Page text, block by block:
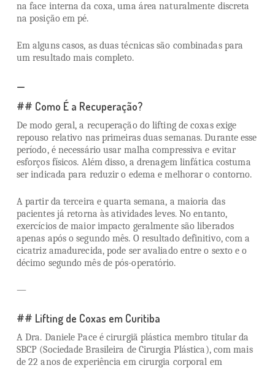
na face interna da coxa, uma área naturalmente discreta
na posição em pé.
Em alguns casos, as duas técnicas são combinadas para
um resultado mais completo.
—
## Como É a Recuperação?
De modo geral, a recuperação do lifting de coxas exige
repouso relativo nas primeiras duas semanas. Durante esse
período, é necessário usar malha compressiva e evitar
esforços físicos. Além disso, a drenagem linfática costuma
ser indicada para reduzir o edema e melhorar o contorno.
A partir da terceira e quarta semana, a maioria das
pacientes já retorna às atividades leves. No entanto,
exercícios de maior impacto geralmente são liberados
apenas após o segundo mês. O resultado definitivo, com a
cicatriz amadurecida, pode ser avaliado entre o sexto e o
décimo segundo mês de pós-operatório.
—
## Lifting de Coxas em Curitiba
A Dra. Daniele Pace é cirurgiã plástica membro titular da
SBCP (Sociedade Brasileira de Cirurgia Plástica), com mais
de 22 anos de experiência em cirurgia corporal em